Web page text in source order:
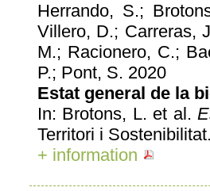
Herrando, S.;
Villero, D.; Carreras,
M.; Racionero, C.;
P.; Pont, S. 2020
Estat general de la
In: Brotons, L. et al.
Territori i
+ information